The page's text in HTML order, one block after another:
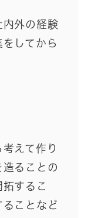
内外の経験
してから
えて作り
造ることの
するこ
ことなど